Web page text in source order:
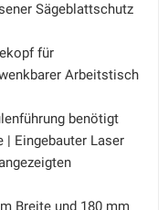
Sägeblattschutz
für
Arbeitstisch
benötigt
| Eingebauter Laser
Breite und 180 mm